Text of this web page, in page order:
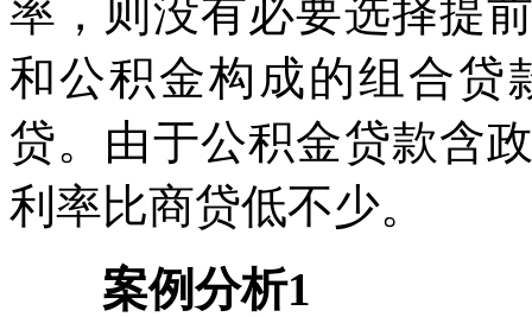
率，则没有必要选择提
和公积金构成的组合贷
贷。由于公积金贷款含
利率比商贷低不少。
案例分析1